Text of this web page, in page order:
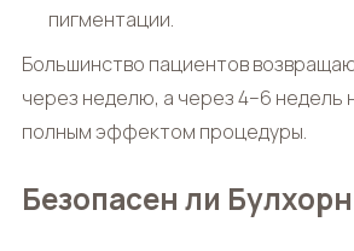
пигментации.
Большинство пациентов
через неделю, а через 4–6 недель
полным эффектом процедуры.
Безопасен ли